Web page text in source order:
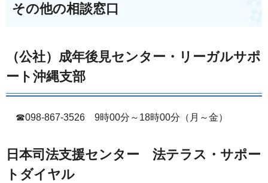
その他の相談窓口
（公社）成年後見センター・リーガルサポ
ート沖縄支部
☎098-867-3526 9時00分～18時00分（月～金）
日本司法支援センター 法テラス・サポー
トダイヤル